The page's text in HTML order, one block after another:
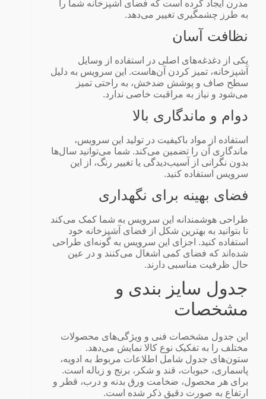
مدرن ایجاد کرده است که فضای آشپزخانه شما را
به طرز چشمگیری تغییر می‌دهد.
نظافت آسان
یکی از دغدغه‌های اصلی در استفاده از وسایل
آشپزخانه، تمیز کردن آن‌هاست. این سرویس به دلیل
سطح صاف و پوشش ضدخش، به راحتی تمیز
می‌شود و نیاز به مراقبت خاصی ندارد.
دوام و ماندگاری بالا
استفاده از مواد باکیفیت در تولید این سرویس،
ماندگاری آن را تضمین می‌کند. شما می‌توانید سال‌ها
بدون نگرانی از آسیب‌دیدگی یا تغییر رنگ، از این
سرویس استفاده کنید.
فضای بهینه برای نگهداری
طراحی هوشمندانه این سرویس به شما کمک می‌کند
تا بتوانید به بهترین شکل از فضای آشپزخانه خود
استفاده کنید. اجزای این سرویس به گونه‌ای طراحی
شده‌اند که فضای کمی اشغال می‌کنند و در عین
حال ظرفیت مناسبی دارند.
جدول سایز بندی و
مشخصات
این جدول مشخصات فنی و ویژگی‌های محصولات
مختلف را به تفکیک نوع کالا نمایش می‌دهد.
ستون‌های جدول شامل اطلاعات مربوط به ادویه،
پاسماری، حبوبات، قند و شکر، برنج و زباله است.
برای هر محصول، ضخامت ورق بدنه و درب، قطر و
ارتفاع به صورت دقیق ذکر شده است.